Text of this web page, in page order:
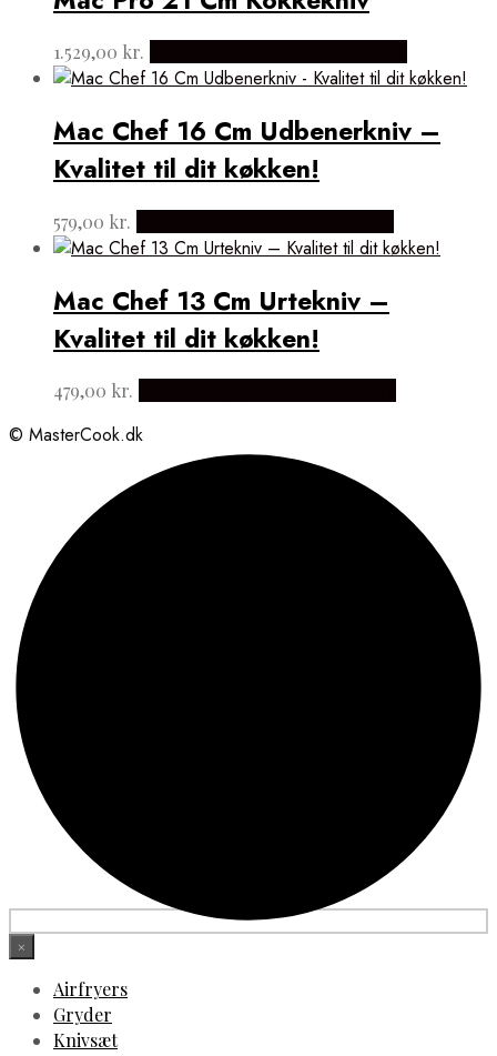
1.529,00 kr.
Mac Chef 16 Cm Udbenerkniv –
Kvalitet til dit køkken!
579,00 kr.
Mac Chef 13 Cm Urtekniv –
Kvalitet til dit køkken!
479,00 kr.
© MasterCook.dk
×
Airfryers
Gryder
Knivsæt